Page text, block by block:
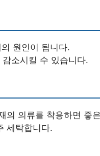
원인이 됩니다.
소시킬 수 있습니다.
의 의류를 착용하면 좋
세탁합니다.